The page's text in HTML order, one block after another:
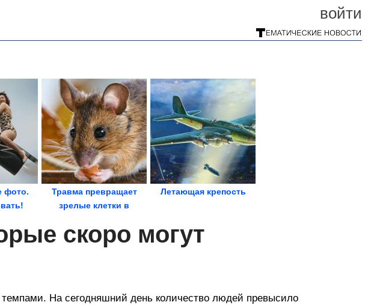
войти
фото.
Травма превращает
зрелые клетки в
Летающая крепость
скоро могут
На сегодняшний день количество людей превысило